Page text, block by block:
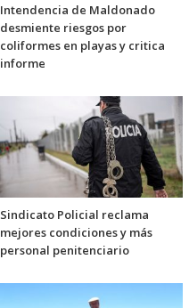
Intendencia de Maldonado
desmiente riesgos por
coliformes en playas y critica
informe
Sindicato Policial reclama
mejores condiciones y más
personal penitenciario